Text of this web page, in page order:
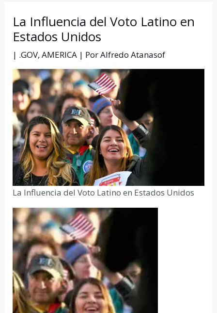
La Influencia del Voto Latino en
Estados Unidos
| .GOV,AMERICA | PorAlfredo Atanasof
La Influencia del Voto Latino en Estados Unidos